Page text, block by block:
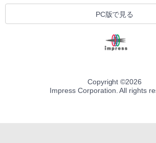
PC版で見る
Copyright ©2026
Impress Corporation. All rights